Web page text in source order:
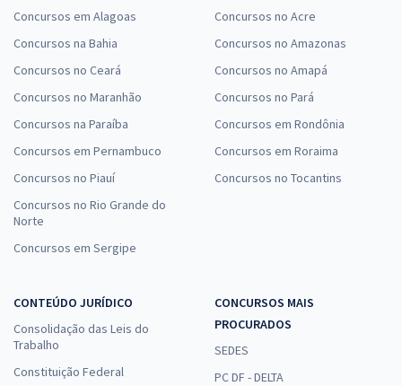
Concursos em Alagoas
Concursos na Bahia
Concursos no Ceará
Concursos no Maranhão
Concursos na Paraíba
Concursos em Pernambuco
Concursos no Piauí
Concursos no Rio Grande do
Norte
Concursos em Sergipe
Concursos no Acre
Concursos no Amazonas
Concursos no Amapá
Concursos no Pará
Concursos em Rondônia
Concursos em Roraima
Concursos no Tocantins
CONTEÚDO JURÍDICO
Consolidação das Leis do
Trabalho
Constituição Federal
CONCURSOS MAIS
PROCURADOS
SEDES
PC DF - DELTA